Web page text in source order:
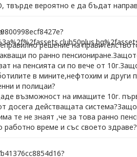
твърде вероятно е да бъдат
решение на
по ранно
на пенсията си по вече от
в мините,нефтохим и други
и полицаи?
възможност на имащите 10г.
досега действащата
те не знаят ,че за това ранно
работно време и със своето здраве?